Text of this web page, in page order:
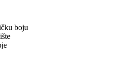
boju